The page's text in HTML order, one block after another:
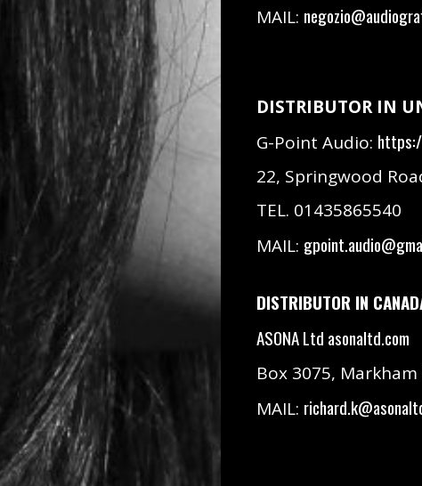
MAIL:
DISTRIBUTOR IN
G-Point Audio:
22, Springwood
TEL. 01435865540
MAIL:
DISTRIBUTOR IN
ASONA Ltd asonaltd.com
Box 3075,
MAIL: